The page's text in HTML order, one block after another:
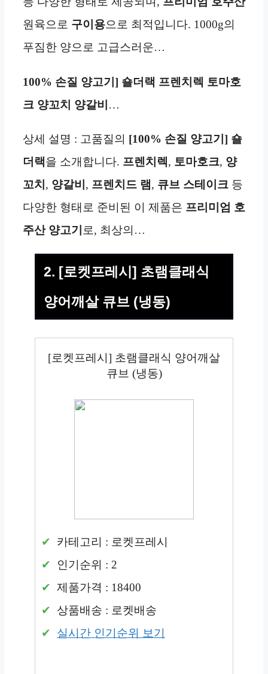
원육으로 구이용으로 최적입니다. 1000g의
푸짐한 양으로 고급스러운…
100% 손질 양고기] 숄더랙 프렌치렉 토마호
크 양꼬치 양갈비 …
상세 설명 : 고품질의 [100% 손질 양고기] 숄
더랙을 소개합니다. 프렌치렉 , 토마호크, 양
꼬치 , 양갈비 , 프렌치드 램 , 큐브 스테이크 등
다양한 형태로 준비된 이 제품은 프리미엄 호
주산 양고기 로, 최상의…
2. [로켓프레시] 초램클래식
양어깨살 큐브 (냉동)
[로켓프레시] 초램클래식 양어깨살
큐브 (냉동)
카테고리 : 로켓프레시
인기순위 : 2
제품가격 : 18400
상품배송 : 로켓배송
실시간 인기순위 보기